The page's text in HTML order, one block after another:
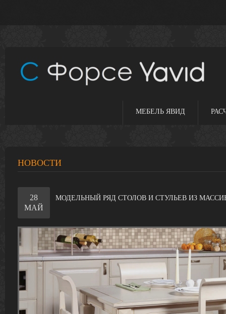
МЕБЕЛЬ ЯВИД
НОВОСТИ
МОДЕЛЬНЫЙ РЯД СТОЛОВ И СТУЛЬЕВ ИЗ
28
МАЙ